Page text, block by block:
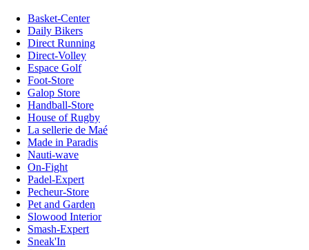
Basket-Center
Daily Bikers
Direct Running
Direct-Volley
Espace Golf
Foot-Store
Galop Store
Handball-Store
House of Rugby
La sellerie de Maé
Made in Paradis
Nauti-wave
On-Fight
Padel-Expert
Pecheur-Store
Pet and Garden
Slowood Interior
Smash-Expert
Sneak'In